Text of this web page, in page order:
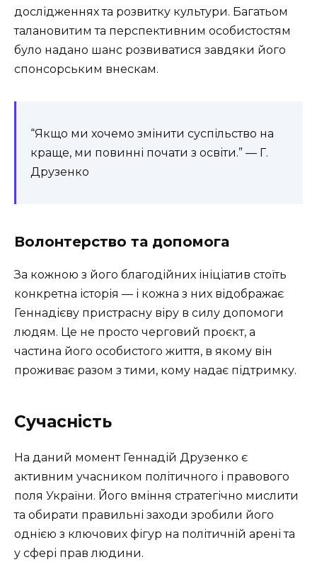
дослідженнях та розвитку культури. Багатьом
талановитим та перспективним особистостям
було надано шанс розвиватися завдяки його
спонсорським внескам.
“Якщо ми хочемо змінити суспільство на
краще, ми повинні почати з освіти.” — Г.
Друзенко
Волонтерство та допомога
За кожною з його благодійних ініціатив стоїть
конкретна історія — і кожна з них відображає
Геннадієву пристрасну віру в силу допомоги
людям. Це не просто черговий проєкт, а
частина його особистого життя, в якому він
проживає разом з тими, кому надає підтримку.
Сучасність
На даний момент Геннадій Друзенко є
активним учасником політичного і правового
поля України. Його вміння стратегічно мислити
та обирати правильні заходи зробили його
однією з ключових фігур на політичній арені та
у сфері прав людини.